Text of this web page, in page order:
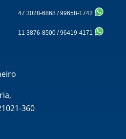
47 3028-6868 /99658-1742
11 3876-8500 /96419-4171
360